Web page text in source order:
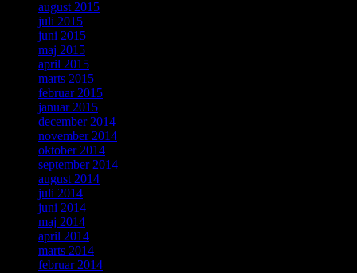
august 2015
juli 2015
juni 2015
maj 2015
april 2015
marts 2015
februar 2015
januar 2015
december 2014
november 2014
oktober 2014
september 2014
august 2014
juli 2014
juni 2014
maj 2014
april 2014
marts 2014
februar 2014